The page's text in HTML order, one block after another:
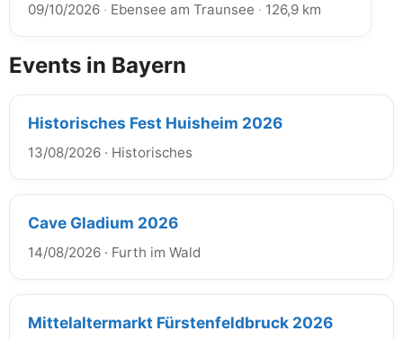
09/10/2026 · Ebensee am Traunsee · 126,9 km
Events in Bayern
Historisches Fest Huisheim 2026
13/08/2026 · Historisches
Cave Gladium 2026
14/08/2026 · Furth im Wald
Mittelaltermarkt Fürstenfeldbruck 2026